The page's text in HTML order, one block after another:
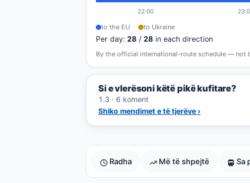
Radha Më të shpejtë Sa
22:00
to the EU to Ukraine
Per day: 28 / 28 in each direction
By the official international-route schedule — not
Si e vlerësoni këtë pikë kufitare?
1.3 · 6 koment
Shiko mendimet e të tjerëve ›